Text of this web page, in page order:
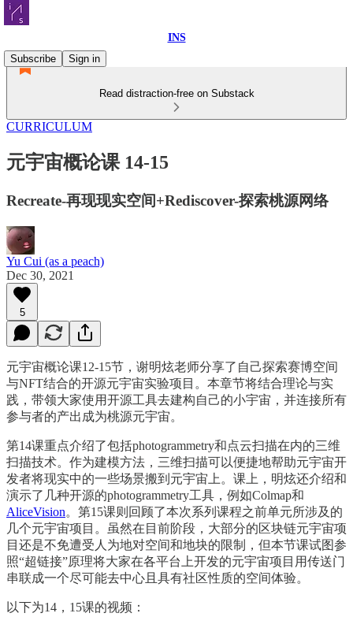
INS
Subscribe
Sign in
Read distraction-free on Substack
CURRICULUM
元宇宙概论课 14-15
Recreate-再现现实空间+Rediscover-探索桃源网络
Yu Cui (as a peach)
Dec 30, 2021
5
元宇宙概论课12-15节，谢明炫老师分享了自己探索赛博空间
与NFT结合的开源元宇宙实验项目。本章节将结合理论与实
践，带领大家使用开源工具去建构自己的小宇宙，并连接所有
参与者的产出成为桃源元宇宙。
第14课重点介绍了包括photogrammetry和点云扫描在内的三维
扫描技术。作为建模方法，三维扫描可以便捷地帮助元宇宙开
发者将现实中的一些场景搬到元宇宙上。课上，明炫还介绍和
演示了几种开源的photogrammetry工具，例如Colmap和
AliceVision。第15课则回顾了本次系列课程之前单元所涉及的
几个元宇宙项目。虽然在目前阶段，大部分的区块链元宇宙项
目还是不免遭受人为地对空间和地块的限制，但本节课试图参
照“超链接”原理将大家在各平台上开发的元宇宙项目用传送门
串联成一个尽可能去中心且具有社区性质的空间体验。
以下为14，15课的视频：